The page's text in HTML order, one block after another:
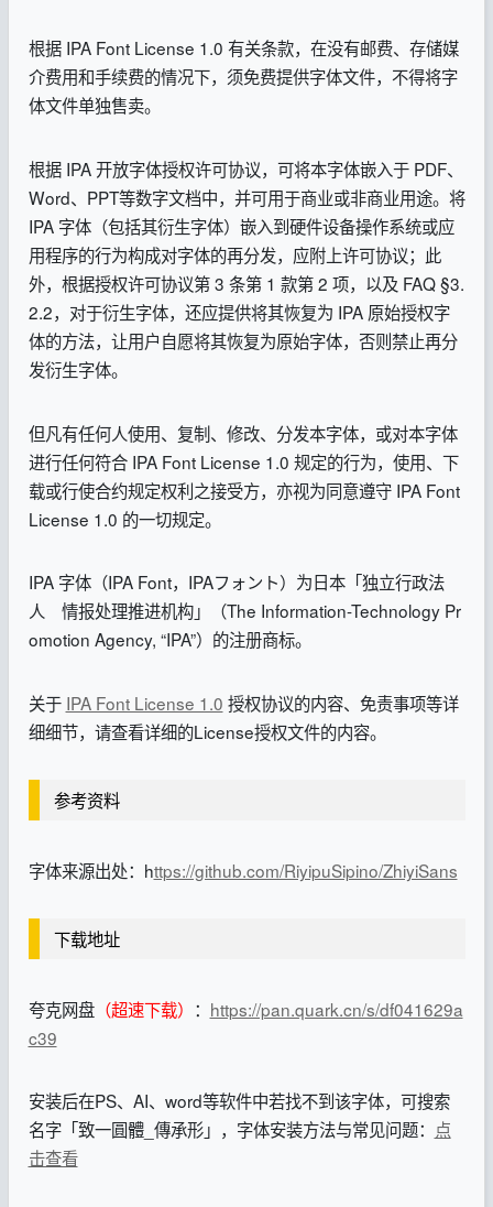
根据 IPA Font License 1.0 有关条款，在没有邮费、存储媒
介费用和手续费的情况下，须免费提供字体文件，不得将字
体文件单独售卖。
根据 IPA 开放字体授权许可协议，可将本字体嵌入于 PDF、
Word、PPT等数字文档中，并可用于商业或非商业用途。将
IPA 字体（包括其衍生字体）嵌入到硬件设备操作系统或应
用程序的行为构成对字体的再分发，应附上许可协议；此
外，根据授权许可协议第 3 条第 1 款第 2 项，以及 FAQ §3.
2.2，对于衍生字体，还应提供将其恢复为 IPA 原始授权字
体的方法，让用户自愿将其恢复为原始字体，否则禁止再分
发衍生字体。
但凡有任何人使用、复制、修改、分发本字体，或对本字体
进行任何符合 IPA Font License 1.0 规定的行为，使用、下
载或行使合约规定权利之接受方，亦视为同意遵守 IPA Font
License 1.0 的一切规定。
IPA 字体（IPA Font，IPAフォント）为日本「独立行政法
人 情报处理推进机构」（The Information-Technology Pr
omotion Agency, “IPA”）的注册商标。
关于 IPA Font License 1.0 授权协议的内容、免责事项等详
细细节，请查看详细的License授权文件的内容。
参考资料
字体来源出处：https://github.com/RiyipuSipino/ZhiyiSans
下载地址
夸克网盘（超速下载） ： https://pan.quark.cn/s/df041629a
c39
安装后在PS、AI、word等软件中若找不到该字体，可搜索
名字「致一圓體_傳承形」，字体安装方法与常见问题： 点
击查看